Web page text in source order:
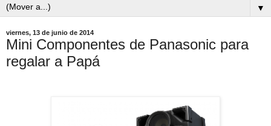
▼
viernes, 13 de junio de 2014
Mini Componentes de Panasonic para
regalar a Papá